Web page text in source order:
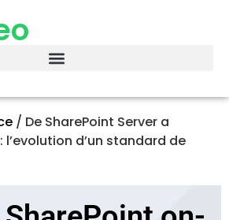
/ De SharePoint Server a
l’evolution d’un standard de